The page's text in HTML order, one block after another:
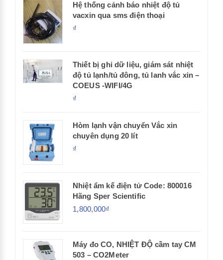
Hệ thống cảnh báo nhiệt độ tủ
vacxin qua sms điện thoại
₫
Thiết bị ghi dữ liệu, giám sát nhiệt
độ tủ lạnh/tủ đông, tủ lanh vắc xin –
COEUS -WIFI/4G
₫
Hòm lạnh vận chuyển Vắc xin
chuyên dụng 20 lít
₫
Nhiệt ẩm kế điện tử Code: 800016
Hãng Sper Scientific
1,800,000₫
Máy đo CO, NHIỆT ĐỘ cầm tay CM
503 – CO2Meter